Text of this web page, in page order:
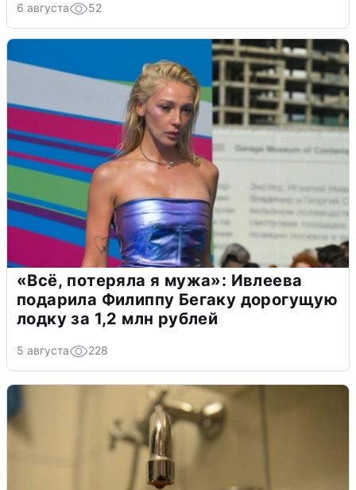
6 августа 52
«Всё, потеряла я мужа»: Ивлеева
подарила Филиппу Бегаку дорогущую
лодку за 1,2 млн рублей
5 августа 228